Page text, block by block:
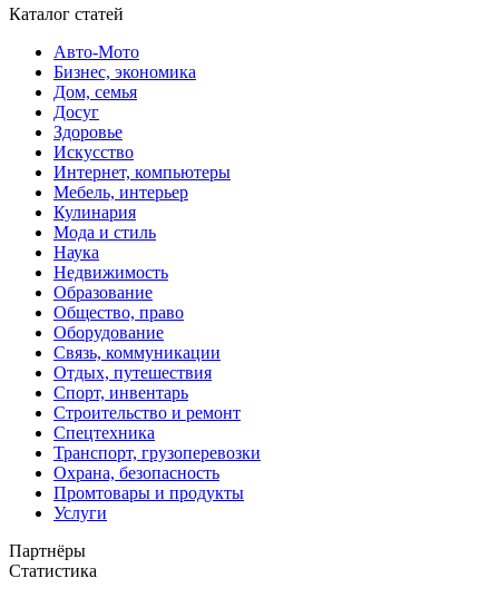
Каталог статей
Авто-Мото
Бизнес, экономика
Дом, семья
Досуг
Здоровье
Искусство
Интернет, компьютеры
Мебель, интерьер
Кулинария
Мода и стиль
Наука
Недвижимость
Образование
Общество, право
Оборудование
Связь, коммуникации
Отдых, путешествия
Спорт, инвентарь
Строительство и ремонт
Спецтехника
Транспорт, грузоперевозки
Охрана, безопасность
Промтовары и продукты
Услуги
Партнёры
Статистика